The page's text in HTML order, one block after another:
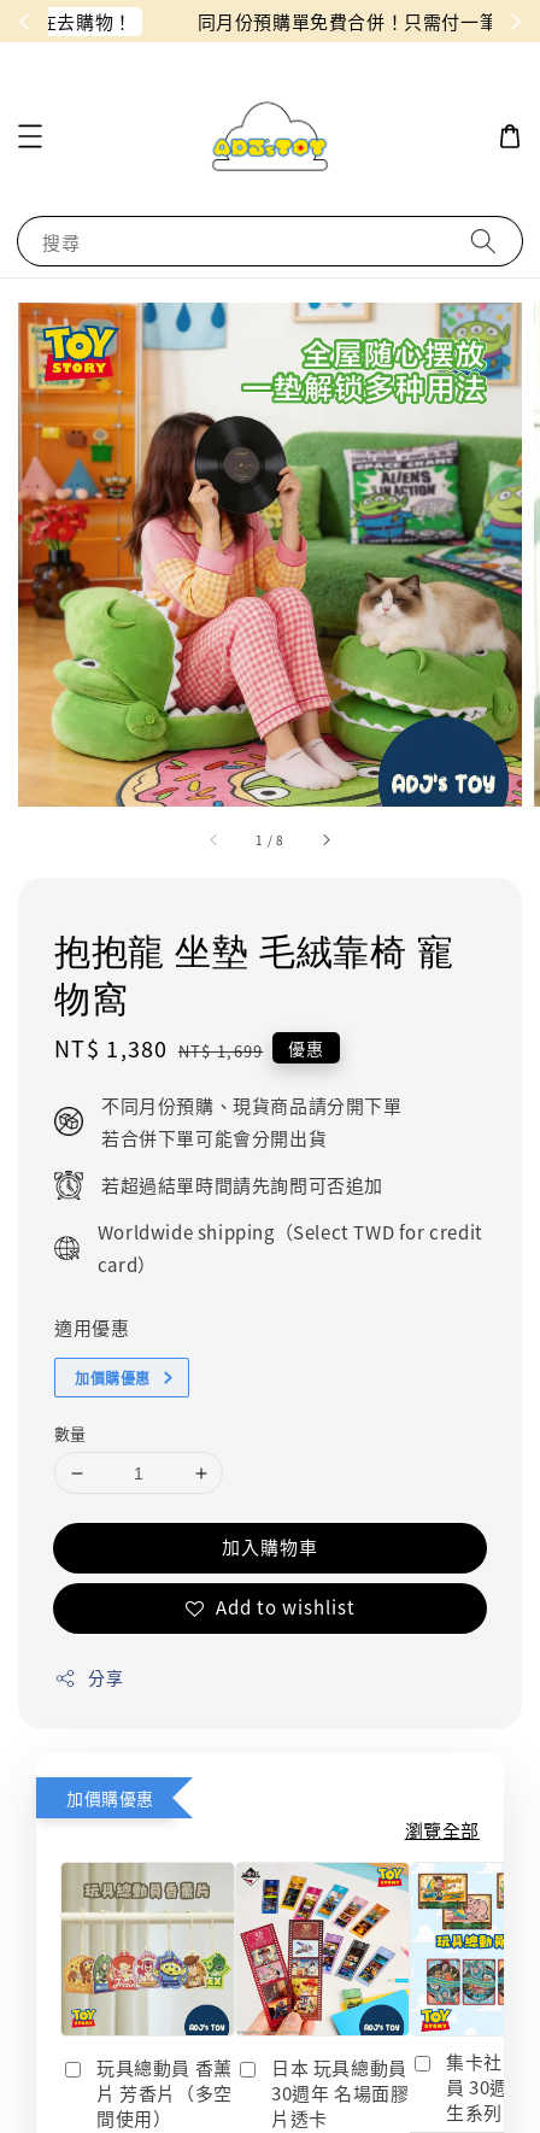
！ 同月份預購單免費合併！只需付一筆運費
搜尋
1 /8
抱抱龍 坐墊 毛絨靠椅 寵
物窩
Sale
NT$ 1,380 Regular
NT$ 1,699 優惠
不同月份預購、現貨商品請分開下單
若合併下單可能會分開出貨
若超過結單時間請先詢問可否追加
Worldwide shipping（Select TWD for credit
card）
適用優惠
加價購優惠
數量
加入購物車
Add to wishlist
分享
加價購優惠
瀏覽全部
玩具總動員 香薰
片 芳香片（多空
間使用）
日本 玩具總動員
30週年 名場面膠
片透卡
集卡社 玩
員 30週年
生系列 收